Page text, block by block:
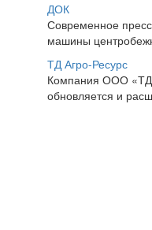
ДОК
Современное
машины
ТД Агро-Ресурс
Компания ООО «ТД
обновляется и